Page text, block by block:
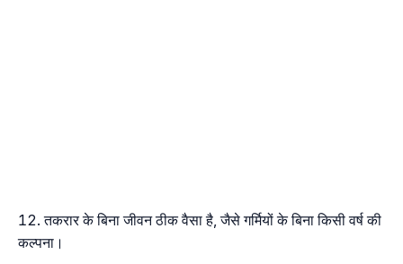
तकरार के बिना जीवन ठीक वैसा है, जैसे गर्मियों के बिना किसी वर्ष की
कल्पना।